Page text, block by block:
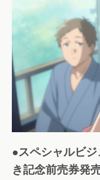
●スペシャルビ
き記念前売券発